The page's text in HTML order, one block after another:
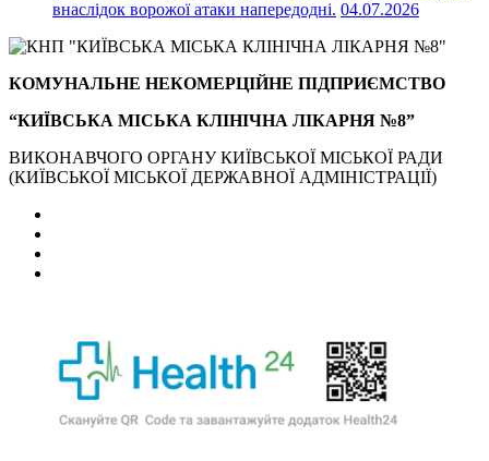
внаслідок ворожої атаки напередодні. 04.07.2026
КОМУНАЛЬНЕ НЕКОМЕРЦІЙНЕ ПІДПРИЄМСТВО
“КИЇВСЬКА МІСЬКА КЛІНІЧНА ЛІКАРНЯ №8”
ВИКОНАВЧОГО ОРГАНУ КИЇВСЬКОЇ МІСЬКОЇ РАДИ
(КИЇВСЬКОЇ МІСЬКОЇ ДЕРЖАВНОЇ АДМІНІСТРАЦІЇ)